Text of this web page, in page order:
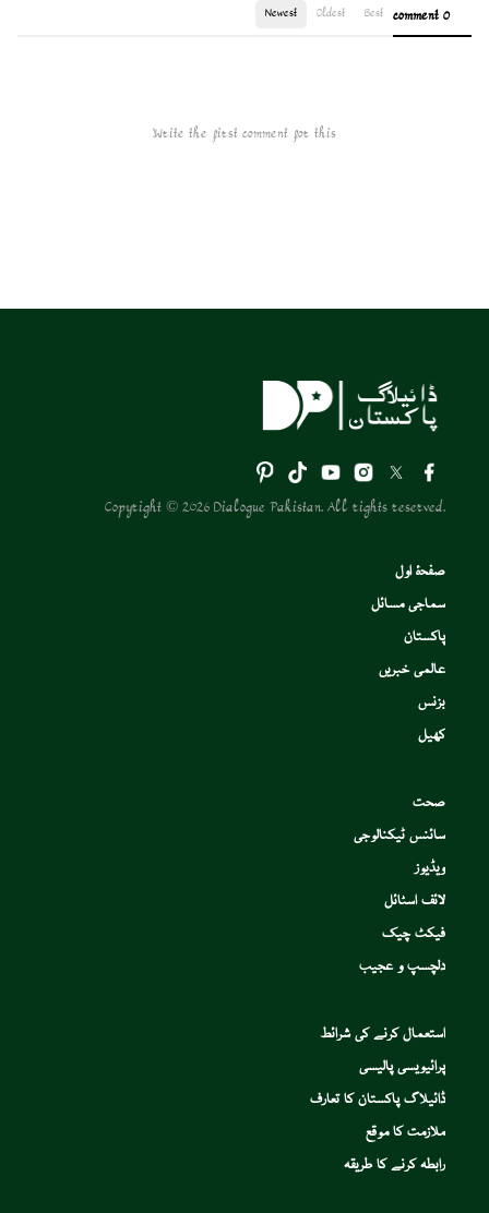
0 comment
Best
Oldest
Newest
Write the first comment for this!
Copyright © 2026 Dialogue Pakistan. All rights reserved.
صفحۂ اول
سماجی مسائل
پاکستان
عالمی خبریں
بزنس
کھیل
صحت
سائنس ٹیکنالوجی
ویڈیوز
لائف اسٹائل
فیکٹ چیک
دلچسپ و عجیب
استعمال کرنے کی شرائط
پرائیویسی پالیسی
ڈائیلاگ پاکستان کا تعارف
ملازمت کا موقع
رابطہ کرنے کا طریقہ